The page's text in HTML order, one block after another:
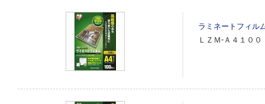
ラミネートフィ
ＬＺＭ‐Ａ４１０